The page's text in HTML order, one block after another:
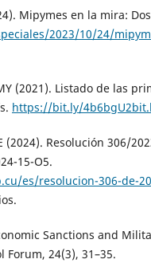
Mipymes en la mira:
2023/10/24/
(2021). Listado de las
https://bit.ly/
(2024). Resolución 306/
15-O5.
es/resolucion-306-de-
Sanctions and
Forum, 24(3), 31–35.